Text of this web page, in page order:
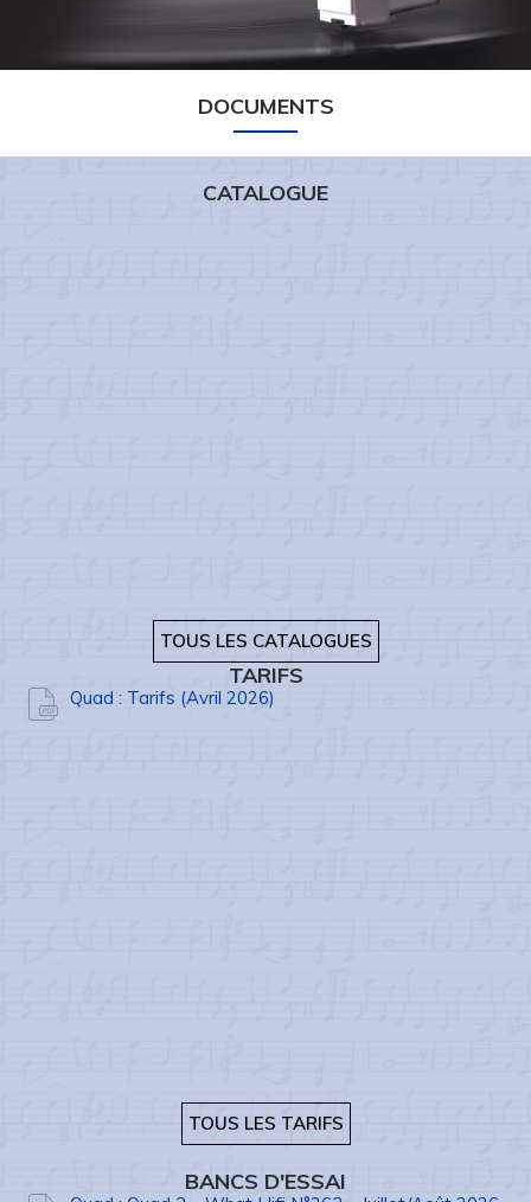
DOCUMENTS
CATALOGUE
TOUS LES CATALOGUES
TARIFS
Quad : Tarifs (Avril 2026)
TOUS LES TARIFS
BANCS D'ESSAI